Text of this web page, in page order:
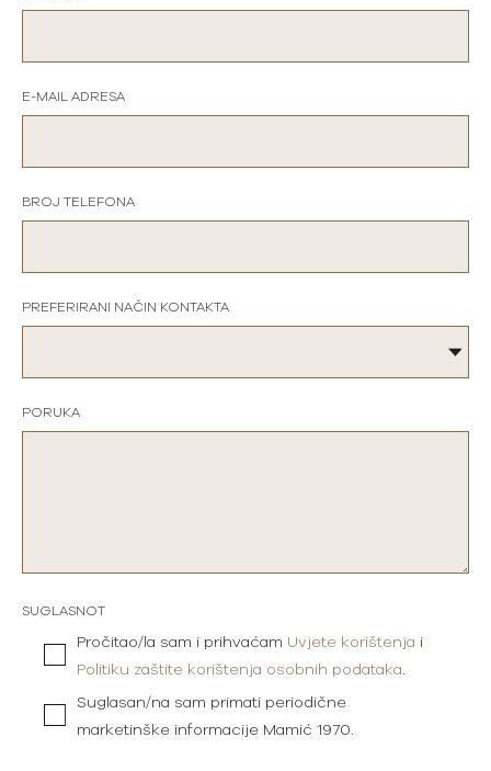
E-MAIL ADRESA
BROJ TELEFONA
PREFERIRANI NAČIN KONTAKTA
PORUKA
SUGLASNOT
Pročitao/la sam i prihvaćam Uvjete korištenja i
Politiku zaštite korištenja osobnih podataka.
Suglasan/na sam primati periodične
marketinške informacije Mamić 1970.